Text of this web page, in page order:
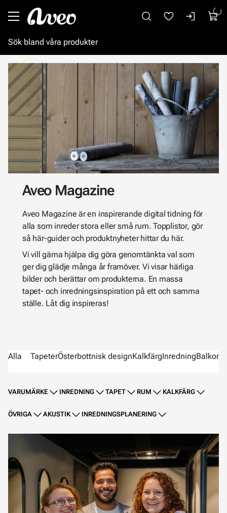
Aveo Magazine
Aveo Magazine är en inspirerande digital tidning för
alla som inreder stora eller små rum. Topplistor, gör
så här-guider och produktnyheter hittar du här.
Vi vill gärna hjälpa dig göra genomtänkta val som
ger dig glädje många år framöver. Vi visar härliga
bilder och berättar om produkterna. En massa
tapet- och inredningsinspiration på ett och samma
ställe. Låt dig inspireras!
Alla TapeterÖsterbottnisk designKalkfärgInredning
VARUMÄRKE INREDNING TAPET RUM KALKFÄRG
ÖVRIGA AKUSTIK INREDNINGSPLANERING